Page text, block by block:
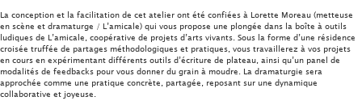
La conception et la facilitation de cet atelier ont été confiées à Lorette Moreau (metteuse
en scène et dramaturge / L’amicale) qui vous propose une plongée dans la boîte à outils
ludiques de L’amicale, coopérative de projets d’arts vivants. Sous la forme d’une résidence
croisée truffée de partages méthodologiques et pratiques, vous travaillerez à vos projets
en cours en expérimentant différents outils d’écriture de plateau, ainsi qu’un panel de
modalités de feedbacks pour vous donner du grain à moudre. La dramaturgie sera
approchée comme une pratique concrète, partagée, reposant sur une dynamique
collaborative et joyeuse.